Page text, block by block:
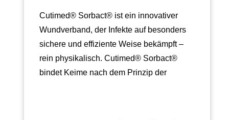
Cutimed® Sorbact® ist ein innovativer
Wundverband, der Infekte auf besonders
sichere und effiziente Weise bekämpft –
rein physikalisch. Cutimed® Sorbact®
bindet Keime nach dem Prinzip der